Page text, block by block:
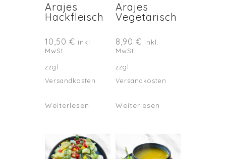
Arajes
Hackfleisch
10,50 € inkl.
MwSt.
zzgl.
Versandkosten
Weiterlesen
Arajes
Vegetarisch
8,90€ inkl.
MwSt.
zzgl.
Versandkosten
Weiterlesen